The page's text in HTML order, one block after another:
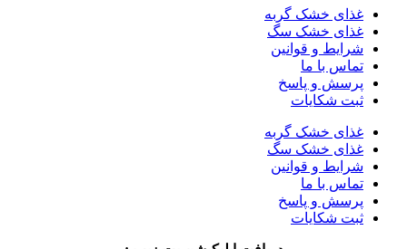
غذای خشک گربه
غذای خشک سگ
شرایط و قوانین
تماس با ما
پرسش و پاسخ
ثبت شکایات
غذای خشک گربه
غذای خشک سگ
شرایط و قوانین
تماس با ما
پرسش و پاسخ
ثبت شکایات